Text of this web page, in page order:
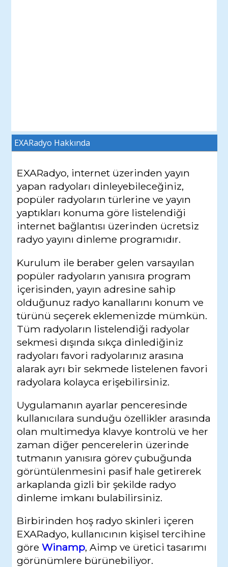
EXARadyo Hakkında
EXARadyo, internet üzerinden yayın
yapan radyoları dinleyebileceğiniz,
popüler radyoların türlerine ve yayın
yaptıkları konuma göre listelendiği
internet bağlantısı üzerinden ücretsiz
radyo yayını dinleme programıdır.
Kurulum ile beraber gelen varsayılan
popüler radyoların yanısıra program
içerisinden, yayın adresine sahip
olduğunuz radyo kanallarını konum ve
türünü seçerek eklemenizde mümkün.
Tüm radyoların listelendiği radyolar
sekmesi dışında sıkça dinlediğiniz
radyoları favori radyolarınız arasına
alarak ayrı bir sekmede listelenen favori
radyolara kolayca erişebilirsiniz.
Uygulamanın ayarlar penceresinde
kullanıcılara sunduğu özellikler arasında
olan multimedya klavye kontrolü ve her
zaman diğer pencerelerin üzerinde
tutmanın yanısıra görev çubuğunda
görüntülenmesini pasif hale getirerek
arkaplanda gizli bir şekilde radyo
dinleme imkanı bulabilirsiniz.
Birbirinden hoş radyo skinleri içeren
EXARadyo, kullanıcının kişisel tercihine
göreWinamp, Aimp ve üretici tasarımı
görünümlere bürünebiliyor.